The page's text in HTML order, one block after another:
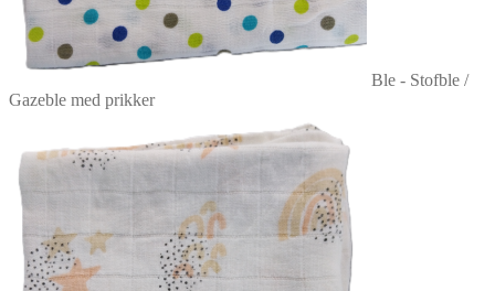
Ble - Stofble /
Gazeble med prikker